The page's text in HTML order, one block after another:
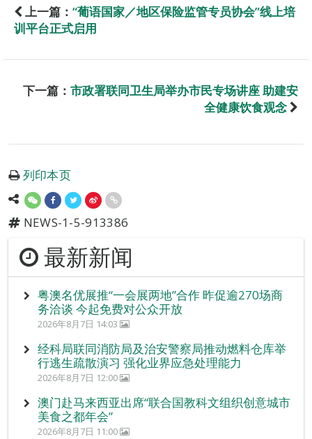
上一篇： “葡语国家／地区保险监管专员协会”线上培
训平台正式启用
下一篇： 市政署联同卫生局举办市民专场讲座 助建安
全健康饮食观念
列印本页
NEWS-1-5-913386
最新新闻
粤澳名优展推“一会展两地”合作 昨促逾270场商
务洽谈 今起免费对公众开放
2026年8月7日 14:03
经科局联同消防局及治安警察局推动燃料仓库举
行逃生疏散演习 强化业界应急处理能力
2026年8月7日 12:00
澳门赴马来西亚出席“联合国教科文组织创意城市
美食之都年会”
2026年8月7日 11:00